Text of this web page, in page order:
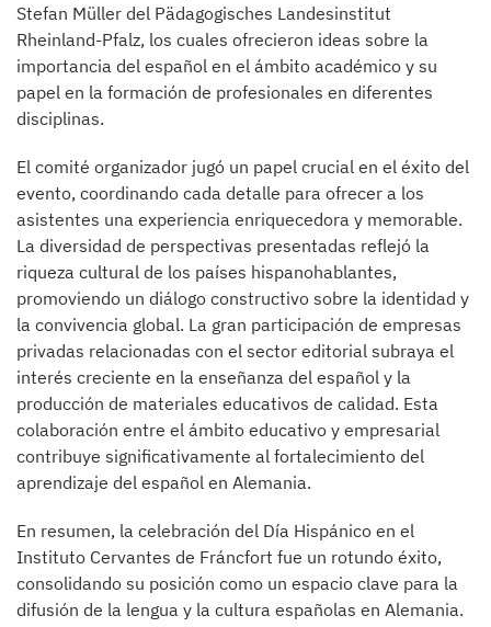
Stefan Müller del Pädagogisches Landesinstitut
Rheinland-Pfalz, los cuales ofrecieron ideas sobre la
importancia del español en el ámbito académico y su
papel en la formación de profesionales en diferentes
disciplinas.
El comité organizador jugó un papel crucial en el éxito del
evento, coordinando cada detalle para ofrecer a los
asistentes una experiencia enriquecedora y memorable.
La diversidad de perspectivas presentadas reflejó la
riqueza cultural de los países hispanohablantes,
promoviendo un diálogo constructivo sobre la identidad y
la convivencia global. La gran participación de empresas
privadas relacionadas con el sector editorial subraya el
interés creciente en la enseñanza del español y la
producción de materiales educativos de calidad. Esta
colaboración entre el ámbito educativo y empresarial
contribuye significativamente al fortalecimiento del
aprendizaje del español en Alemania.
En resumen, la celebración del Día Hispánico en el
Instituto Cervantes de Fráncfort fue un rotundo éxito,
consolidando su posición como un espacio clave para la
difusión de la lengua y la cultura españolas en Alemania.